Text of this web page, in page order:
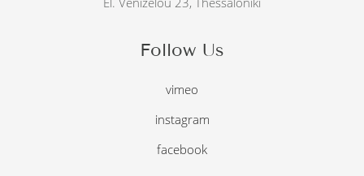
Follow Us
vimeo
instagram
facebook